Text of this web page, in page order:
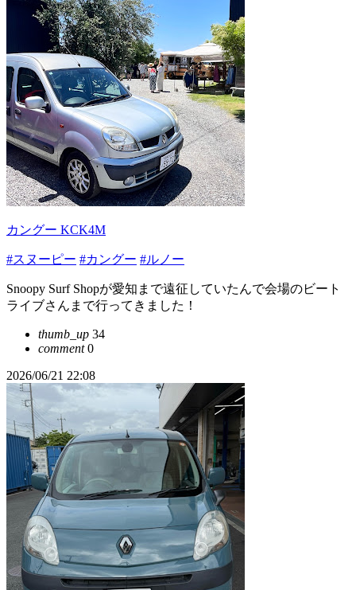
カングー KCK4M
#スヌーピー #カングー #ルノー
Snoopy Surf Shopが愛知まで遠征していたんで会場のビート
ライブさんまで行ってきました！
thumb_up 34
comment0
2026/06/21 22:08